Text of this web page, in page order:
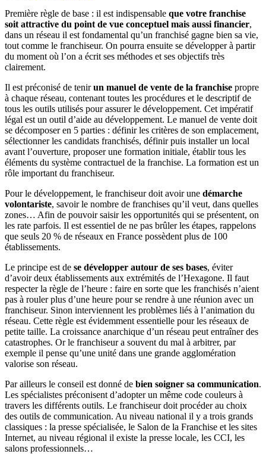
Première règle de base : il est indispensable que votre franchise
soit attractive du point de vue conceptuel mais aussi financier,
dans un réseau il est fondamental qu’un franchisé gagne bien sa vie,
tout comme le franchiseur. On pourra ensuite se développer à partir
du moment où l’on a écrit ses méthodes et ses objectifs très
clairement.
Il est préconisé de tenirun manuel de vente de la franchise propre
à chaque réseau, contenant toutes les procédures et le descriptif de
tous les outils utilisés pour assurer le développement. Cet impératif
légal est un outil d’aide au développement. Le manuel de vente doit
se décomposer en 5 parties : définir les critères de son emplacement,
sélectionner les candidats franchisés, définir puis installer un local
avant l’ouverture, proposer une formation initiale, établir tous les
éléments du système contractuel de la franchise. La formation est un
rôle important du franchiseur.
Pour le développement, le franchiseur doit avoir une démarche
volontariste, savoir le nombre de franchises qu’il veut, dans quelles
zones… Afin de pouvoir saisir les opportunités qui se présentent, on
les rate parfois. Il est essentiel de ne pas brûler les étapes, rappelons
que seuls 20 % de réseaux en France possèdent plus de 100
établissements.
Le principe est de se développer autour de ses bases, éviter
d’avoir deux établissements aux extrémités de l’Hexagone. Il faut
respecter la règle de l’heure : faire en sorte que les franchisés n’aient
pas à rouler plus d’une heure pour se rendre à une réunion avec un
franchiseur. Sinon interviennent les problèmes liés à l’animation du
réseau. Cette règle est évidemment essentielle pour les réseaux de
petite taille. La croissance anarchique d’un réseau peut entraîner des
catastrophes. Or le franchiseur a souvent du mal à arbitrer, par
exemple il pense qu’une unité dans une grande agglomération
valorise son réseau.
Par ailleurs le conseil est donné de bien soigner sa communication.
Les spécialistes préconisent d’adopter un même code couleurs à
travers les différents outils. Le franchiseur doit procéder au choix
des outils de communication. Au niveau national il y a trois grands
classiques : la presse spécialisée, le Salon de la Franchise et les sites
Internet, au niveau régional il existe la presse locale, les CCI, les
salons professionnels…